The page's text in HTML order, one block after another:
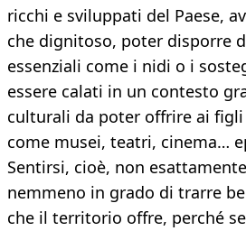
ricchi e sviluppati del Paese,
che dignitoso, poter disporre
essenziali come i nidi o i
essere calati in un contesto
culturali da poter offrire ai
come musei, teatri, cinema…
Sentirsi, cioè, non
nemmeno in grado di trarre
che il territorio offre, perché